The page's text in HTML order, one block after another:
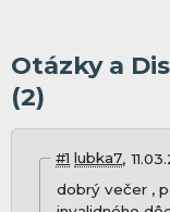
Otázky a
(2)
#1 lubka7
dobrý večer ,